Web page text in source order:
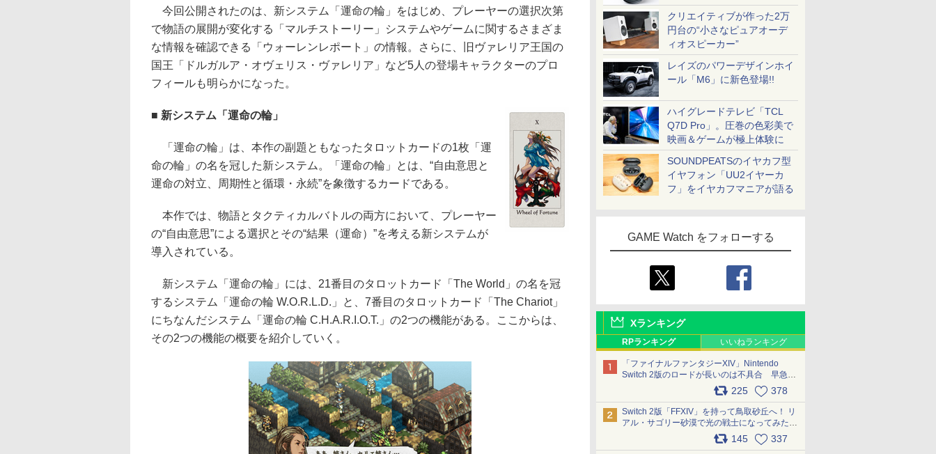
クリエイティブが作った2万
円台の“小さなピュアオーデ
ィオスピーカー”
レイズのパワーデザインホイ
ール「M6」に新色登場!!
ハイグレードテレビ「TCL
Q7D Pro」。圧巻の色彩美で
映画＆ゲームが極上体験に
SOUNDPEATSのイヤカフ型
イヤフォン「UU2イヤーカ
フ」をイヤカフマニアが語る
GAME Watch をフォローする
Xランキング
RPランキング いいねランキング
「ファイナルファンタジーXIV」Nintendo
Switch 2版のロードが長いのは不具合 早急に
アップデートできるよう対応中225 378
Switch 2版「FFXIV」を持って鳥取砂丘へ！ リ
アル・サゴリー砂漠で光の戦士になってみた
145 337
今回公開されたのは、新システム「運命の輪」をはじめ、プレーヤーの選択次第
で物語の展開が変化する「マルチストーリー」システムやゲームに関するさまざま
な情報を確認できる「ウォーレンレポート」の情報。さらに、旧ヴァレリア王国の
国王「ドルガルア・オヴェリス・ヴァレリア」など5人の登場キャラクターのプロ
フィールも明らかになった。
■ 新システム「運命の輪」
「運命の輪」は、本作の副題ともなったタロットカードの1枚「運
命の輪」の名を冠した新システム。「運命の輪」とは、“自由意思と
運命の対立、周期性と循環・永続”を象徴するカードである。
本作では、物語とタクティカルバトルの両方において、プレーヤー
の“自由意思”による選択とその“結果（運命）”を考える新システムが
導入されている。
新システム「運命の輪」には、21番目のタロットカード「The World」の名を冠
するシステム「運命の輪 W.O.R.L.D.」と、7番目のタロットカード「The Chariot」
にちなんだシステム「運命の輪 C.H.A.R.I.O.T.」の2つの機能がある。ここからは、
その2つの機能の概要を紹介していく。